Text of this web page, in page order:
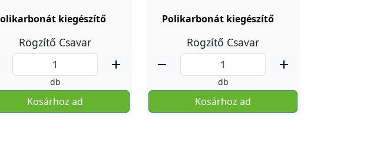
kiegészítő
Rögzítő Csavar
db
Kosárhoz ad
Polikarbonát kiegészítő
Rögzítő Csavar
db
Kosárhoz ad